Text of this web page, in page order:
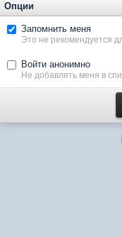
Опции
Запомнить меня
Это не рекомендуется
Войти анонимно
Не добавлять меня в